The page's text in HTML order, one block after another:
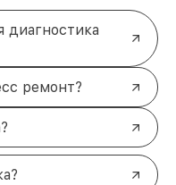
диагностика
ремонт?